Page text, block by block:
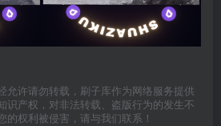
允许请勿转载，刷子库作为网络服务提供
识产权，对非法转载、盗版行为的发生不
的权利被侵害，请与我们联系！